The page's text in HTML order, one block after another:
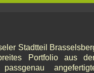
Stadtteil
Portfolio aus